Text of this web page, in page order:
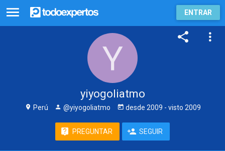
ENTRAR
yiyogoliatmo
Perú @yiyogoliatmo desde 2009 - visto 2009
PREGUNTAR SEGUIR